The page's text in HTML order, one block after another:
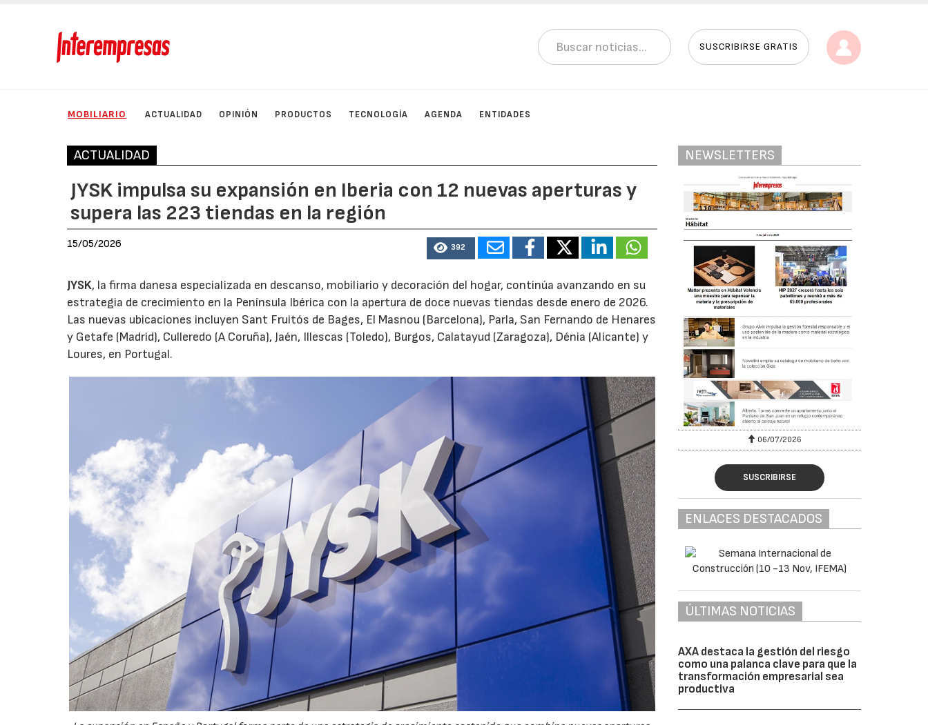
SUSCRIBIRSE GRATIS
MOBILIARIO ACTUALIDAD OPINIÓN PRODUCTOS TECNOLOGÍA AGENDA ENTIDADES
ACTUALIDAD
JYSK impulsa su expansión en Iberia con 12 nuevas aperturas y
supera las 223 tiendas en la región
15/05/2026 392
JYSK, la firma danesa especializada en descanso, mobiliario y decoración del hogar, continúa avanzando en su
estrategia de crecimiento en la Península Ibérica con la apertura de doce nuevas tiendas desde enero de 2026.
Las nuevas ubicaciones incluyen Sant Fruitós de Bages, El Masnou (Barcelona), Parla, San Fernando de Henares
y Getafe (Madrid), Culleredo (A Coruña), Jaén, Illescas (Toledo), Burgos, Calatayud (Zaragoza), Dénia (Alicante) y
Loures, en Portugal.
NEWSLETTERS
06/07/2026 20/07/2026 06/07/2026
SUSCRIBIRSE
ENLACES DESTACADOS
ÚLTIMAS NOTICIAS
AXA destaca la gestión del riesgo
como una palanca clave para que la
transformación empresarial sea
productiva